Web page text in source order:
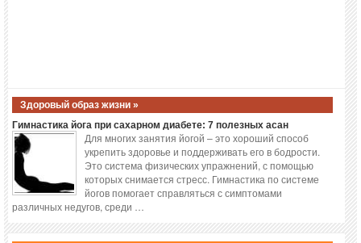
Здоровый образ жизни »
Гимнастика йога при сахарном диабете: 7 полезных асан
Для многих занятия йогой – это хороший способ
укрепить здоровье и поддерживать его в бодрости.
Это система физических упражнений, с помощью
которых снимается стресс. Гимнастика по системе
йогов помогает справляться с симптомами
различных недугов, среди …